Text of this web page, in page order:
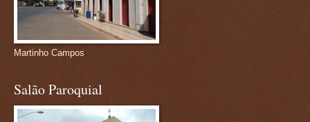
Martinho Campos
Salão Paroquial